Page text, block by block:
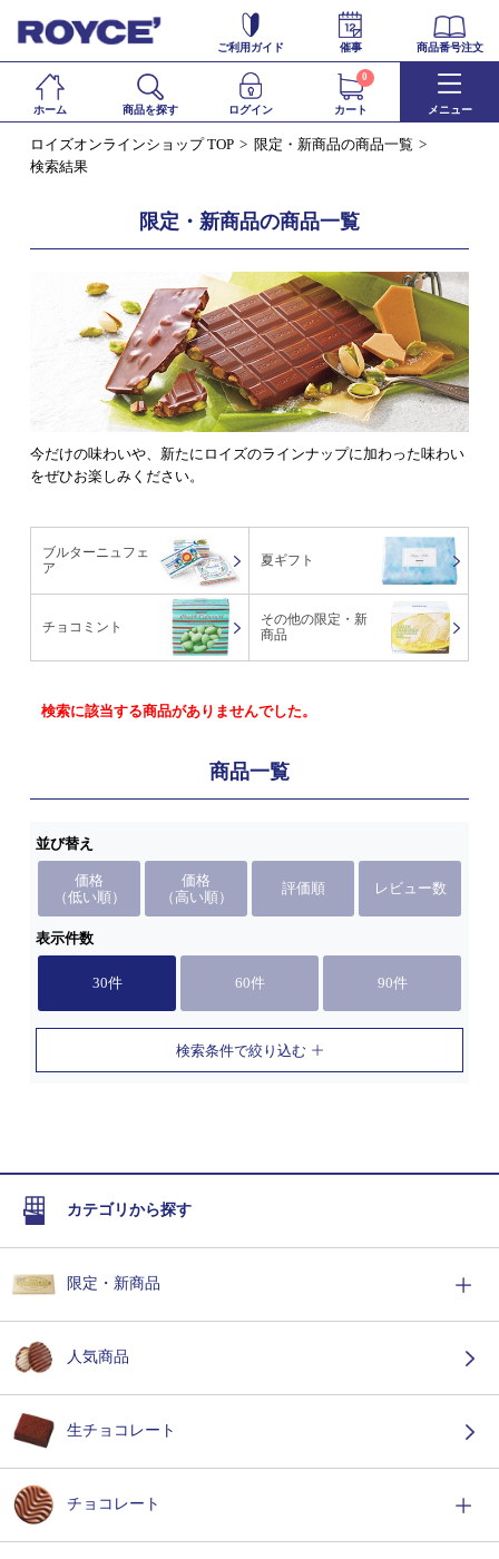
ご利用ガイド 催事 商品番号注文
ホーム 商品を探す ログイン カート
0
メニュー
ロイズオンラインショップ TOP
限定・新商品の商品一覧
検索結果
限定・新商品の商品一覧
今だけの味わいや、新たにロイズのラインナップに加わった味わい
をぜひお楽しみください。
ブルターニュフェ
ア
夏ギフト
チョコミント
その他の限定・新
商品
検索に該当する商品がありませんでした。
商品一覧
並び替え
価格
（低い順）
価格
（高い順）
評価順 レビュー数
表示件数
30件 60件 90件
検索条件で絞り込む
カテゴリから探す
限定・新商品
人気商品
生チョコレート
チョコレート